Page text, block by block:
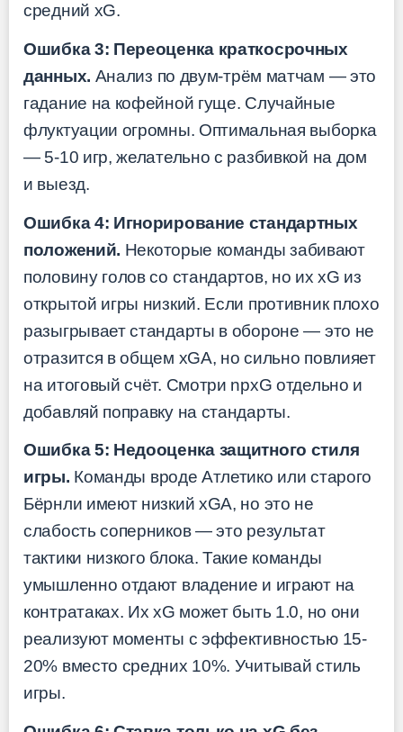
средний xG.
Ошибка 3: Переоценка краткосрочных
данных. Анализ по двум-трём матчам — это
гадание на кофейной гуще. Случайные
флуктуации огромны. Оптимальная выборка
— 5-10 игр, желательно с разбивкой на дом
и выезд.
Ошибка 4: Игнорирование стандартных
положений. Некоторые команды забивают
половину голов со стандартов, но их xG из
открытой игры низкий. Если противник плохо
разыгрывает стандарты в обороне — это не
отразится в общем xGA, но сильно повлияет
на итоговый счёт. Смотри npxG отдельно и
добавляй поправку на стандарты.
Ошибка 5: Недооценка защитного стиля
игры. Команды вроде Атлетико или старого
Бёрнли имеют низкий xGA, но это не
слабость соперников — это результат
тактики низкого блока. Такие команды
умышленно отдают владение и играют на
контратаках. Их xG может быть 1.0, но они
реализуют моменты с эффективностью 15-
20% вместо средних 10%. Учитывай стиль
игры.